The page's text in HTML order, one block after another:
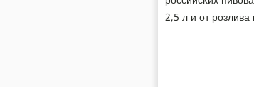
2,5 л и от